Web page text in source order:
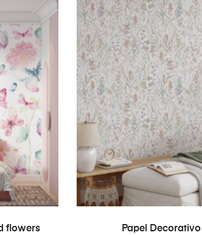
flowers READ
Papel Decorativo